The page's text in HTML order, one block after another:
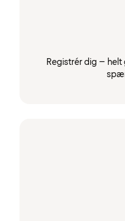
Registrér dig – helt